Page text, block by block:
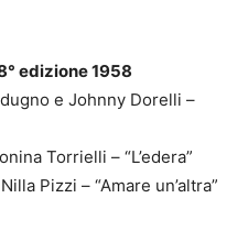
edizione 1958
e Johnny Dorelli –
Torrielli – “L’edera”
Pizzi – “Amare un’altra”